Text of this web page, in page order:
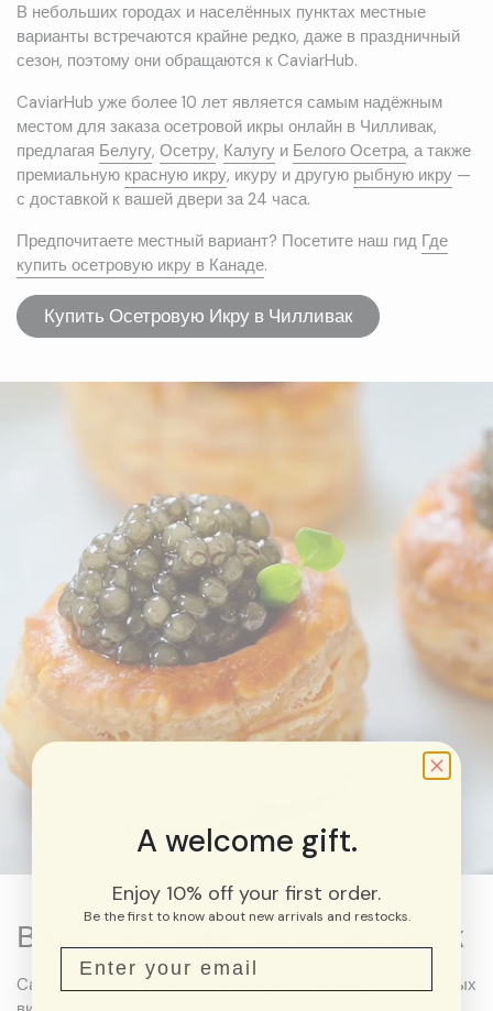
В небольших городах и населённых пунктах местные
варианты встречаются крайне редко, даже в праздничный
сезон, поэтому они обращаются к CaviarHub.
CaviarHub уже более 10 лет является самым надёжным
местом для заказа осетровой икры онлайн в Чилливак,
предлагая Белугу, Осетру, Калугу и Белого Осетра, а также
премиальную красную икру, икуру и другую рыбную икру —
с доставкой к вашей двери за 24 часа.
Предпочитаете местный вариант? Посетите наш гид Где
купить осетровую икру в Канаде.
Купить Осетровую Икру в Чилливак
Виды Чёрной Икры в Чилливак
CaviarHub предлагает 10 различных, тщательно отобранных
A welcome gift.
Enjoy 10% off your first order.
Be the first to know about new arrivals and restocks.